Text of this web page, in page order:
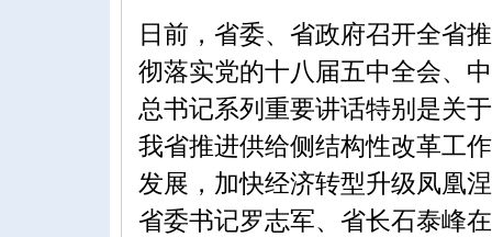
日前，省委、省政府召开全省
彻落实党的十八届五中全会、
总书记系列重要讲话特别是关
我省推进供给侧结构性改革工
发展，加快经济转型升级凤凰
省委书记罗志军、省长石泰峰